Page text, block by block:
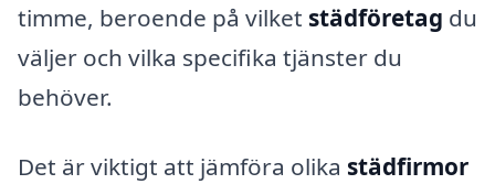
timme, beroende på vilket städföretag du
väljer och vilka specifika tjänster du
behöver.
Det är viktigt att jämföra olika städfirmor